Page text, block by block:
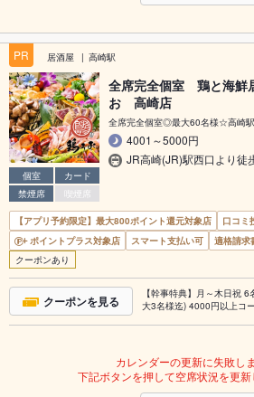
PR 居酒屋 高崎駅
個室
カード
禁煙席
喫煙席
全席完全個室 鶏と海
お 高崎店
全席完全個室◎最大60名様☆高崎
4001～5000円
JR高崎(JR)駅西口より徒
【アプリ予約限定】最大800ポイント還元対象店
口コミ
ポイントプラス対象店
スマート支払い可 適格請求
クーポンあり
クーポンを見る
【幹事特典】月～木日祝
大3名様迄) 4000円以上コ
カレンダーの更新に失敗しま
下記ボタンを押して空席状況を更新